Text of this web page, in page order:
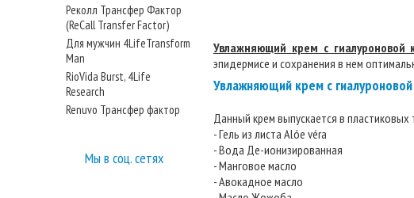
Реколл Трансфер Фактор
(ReCall Transfer Factor)
Для мужчин 4LifeTransform
Man
RioVida Burst, 4Life
Research
Renuvo Трансфер фактор
Мы в соц. сетях
Увлажняющий крем с гиалуроновой
эпидермисе и сохранения в нем
Увлажняющий крем с
Данный крем выпускается в
- Гель из листа Alóe véra
- Вода Де-ионизированная
- Манговое масло
- Авокадное масло